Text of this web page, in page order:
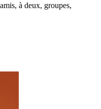
à deux, groupes,